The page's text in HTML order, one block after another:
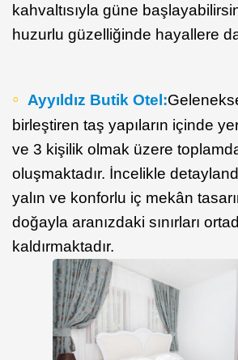
kahvaltısıyla güne
huzurlu güzelliğinde hayallere
Ayyıldız Butik Otel:
birleştiren taş yapıların içinde
ve 3 kişilik olmak üzere
oluşmaktadır. İncelikle
yalın ve konforlu iç mekân
doğayla aranızdaki sınırları
kaldırmaktadır.